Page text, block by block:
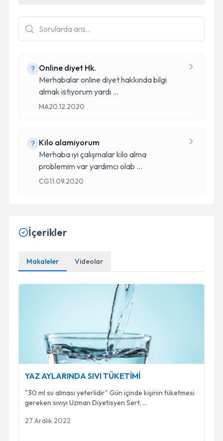
Online diyet Hk.
Merhabalar online diyet hakkında bilgi
almak istiyorum yardı ...
MA20.12.2020
Kilo alamiyorum
Merhaba ıyi çalışmalar kilo alma
problemim var yardımcı olab ...
CG11.09.2020
İçerikler
Makaleler Videolar
YAZ AYLARINDA SIVI TÜKETİMİ
YAZ AYLARINDA SIVI TÜKETİMİ
"30 ml su alması yeterlidir" Gün içinde kişinin tüketmesi
gereken sıvıyı Uzman Diyetisyen Sert, ...
27 Aralık 2022